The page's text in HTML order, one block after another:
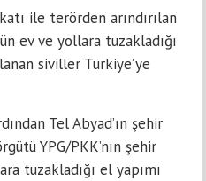
ile terörden arındırılan
ev ve yollara tuzakladığı
siviller Türkiye’ye
Tel Abyad’ın şehir
YPG/PKK’nın şehir
tuzakladığı el yapımı